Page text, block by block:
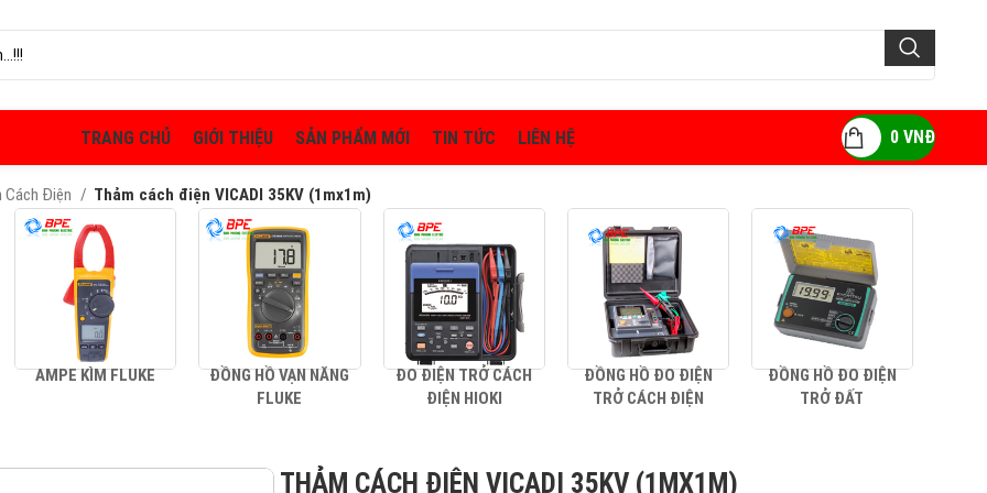
TRANG CHỦ GIỚI THIỆU SẢN PHẨM MỚI TIN TỨC LIÊN HỆ 0 VNĐ
Cách Điện Thảm cách điện VICADI 35KV (1mx1m)
AMPE KÌM FLUKE
ĐỒNG HỒ VẠN NĂNG
FLUKE
ĐO ĐIỆN TRỞ CÁCH
ĐIỆN HIOKI
ĐỒNG HỒ ĐO ĐIỆN
TRỞ CÁCH ĐIỆN
ĐỒNG HỒ ĐO ĐIỆN
TRỞ ĐẤT
THẢM CÁCH ĐIỆN VICADI 35KV (1MX1M)